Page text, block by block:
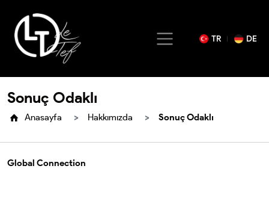
TR DE
Sonuç Odaklı
Anasayfa Hakkımızda Sonuç Odaklı
Global Connection